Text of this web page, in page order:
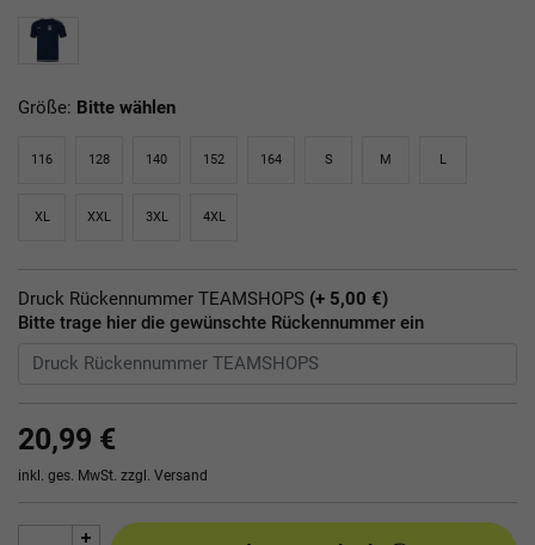
Größe: Bitte wählen
116 128 140 152 164 S M L
XL XXL 3XL 4XL
Druck Rückennummer TEAMSHOPS (+ 5,00 €)
Bitte trage hier die gewünschte Rückennummer ein
20,99 €
inkl. ges. MwSt. zzgl. Versand